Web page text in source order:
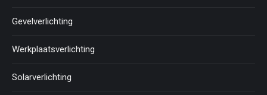
Gevelverlichting
Werkplaatsverlichting
Solarverlichting